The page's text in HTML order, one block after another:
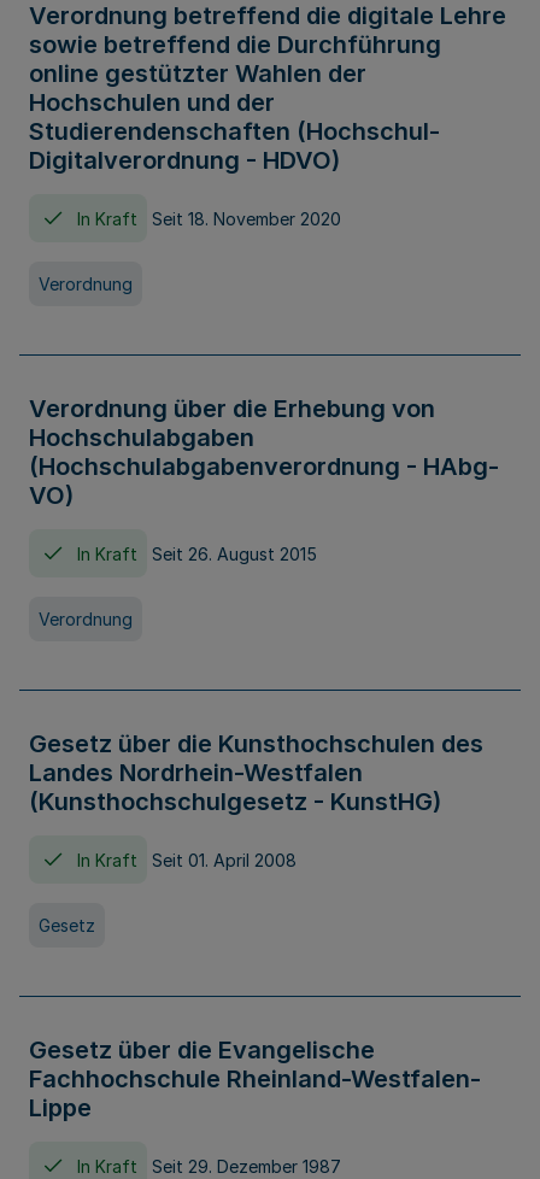
Verordnung betreffend die digitale Lehre
sowie betreffend die Durchführung
online gestützter Wahlen der
Hochschulen und der
Studierendenschaften (Hochschul-
Digitalverordnung - HDVO)
In Kraft Seit 18. November 2020
Verordnung
Verordnung über die Erhebung von
Hochschulabgaben
(Hochschulabgabenverordnung - HAbg-
VO)
In Kraft Seit 26. August 2015
Verordnung
Gesetz über die Kunsthochschulen des
Landes Nordrhein-Westfalen
(Kunsthochschulgesetz - KunstHG)
In Kraft Seit 01. April 2008
Gesetz
Gesetz über die Evangelische
Fachhochschule Rheinland-Westfalen-
Lippe
In Kraft Seit 29. Dezember 1987